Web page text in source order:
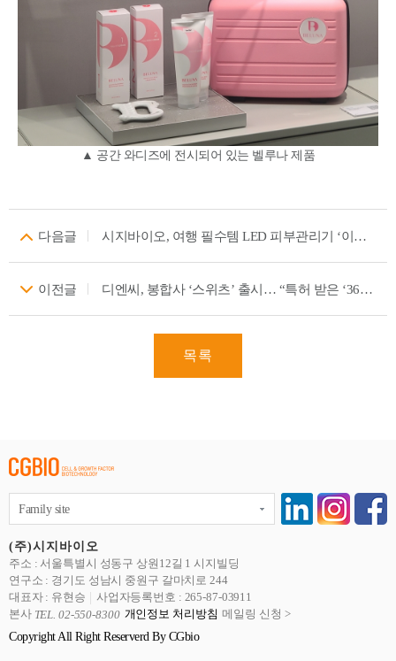
▲ 공간 와디즈에 전시되어 있는 벨루나 제품
다음글 시지바이오, 여행 필수템 LED 피부관리기 ‘이지엘 마스크’ 단독 특가 라이브 방송 진행
이전글 디엔씨, 봉합사 ‘스위츠’ 출시… “특허 받은 ‘360도 트위스트 돌기 구조’로 에스테틱 시장 리딩”
목록
(주)시지바이오
주소 : 서울특별시 성동구 상원12길 1 시지빌딩
연구소 : 경기도 성남시 중원구 갈마치로 244
대표자 : 유현승
사업자등록번호 : 265-87-03911
본사 TEL. 02-550-8300 개인정보 처리방침 메일링 신청 >
Copyright All Right Reserverd By CGbio
Family site